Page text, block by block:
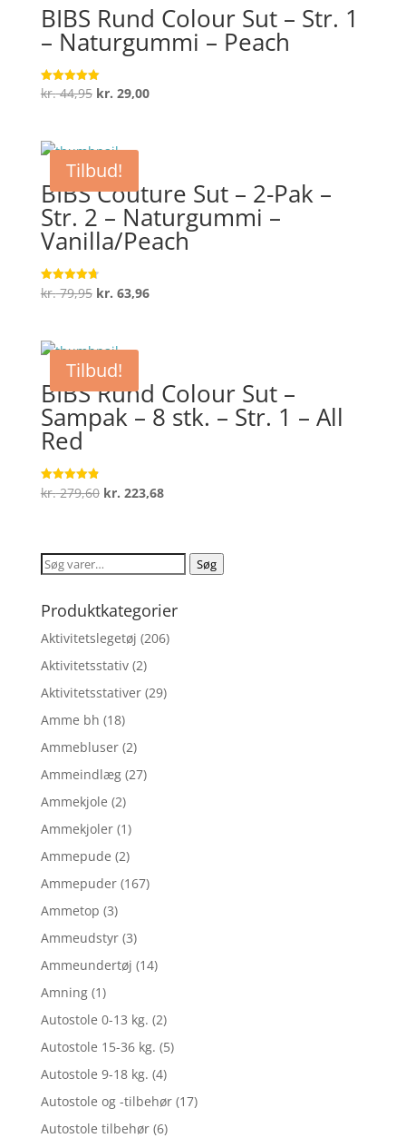
BIBS Rund Colour Sut – Str. 1
– Naturgummi – Peach
Vurderet
5
kr.44,95 Den
var:
kr. 44,95.
kr. 29,00Den
Tilbud!
BIBS Couture Sut – 2-Pak –
Str. 2 – Naturgummi –
Vanilla/Peach
Vurderet
4.7
kr.79,95 Den
var:
kr. 79,95.
kr. 63,96Den
Tilbud!
BIBS Rund Colour Sut –
Sampak – 8 stk. – Str. 1 – All
Red
Vurderet
4.9
kr.279,60 Den
var:
kr. 279,60.
kr. 223,68Den
er:
kr. 223,68.
Søg
Søg
Produktkategorier
Aktivitetslegetøj (206)
Aktivitetsstativ (2)
Aktivitetsstativer (29)
Amme bh (18)
Ammebluser (2)
Ammeindlæg (27)
Ammekjole (2)
Ammekjoler (1)
Ammepude (2)
Ammepuder (167)
Ammetop (3)
Ammeudstyr (3)
Ammeundertøj (14)
Amning (1)
Autostole 0-13 kg. (2)
Autostole 15-36 kg. (5)
Autostole 9-18 kg. (4)
Autostole og -tilbehør (17)
Autostole tilbehør (6)